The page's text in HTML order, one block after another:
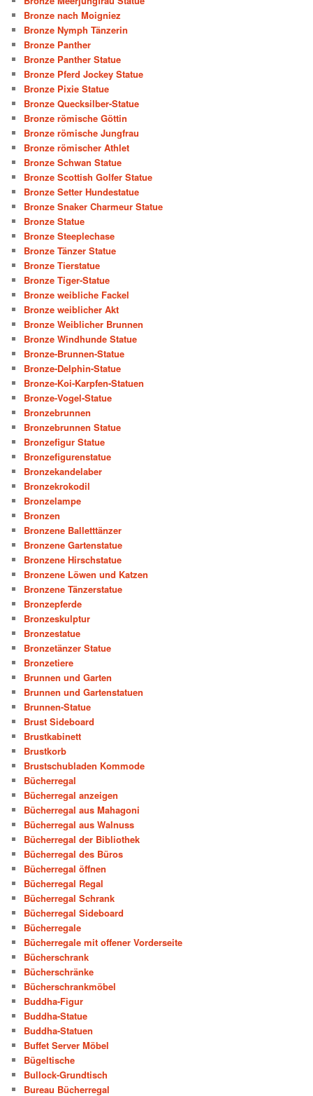
Bronze nach Moigniez
Bronze Nymph Tänzerin
Bronze Panther
Bronze Panther Statue
Bronze Pferd Jockey Statue
Bronze Pixie Statue
Bronze Quecksilber-Statue
Bronze römische Göttin
Bronze römische Jungfrau
Bronze römischer Athlet
Bronze Schwan Statue
Bronze Scottish Golfer Statue
Bronze Setter Hundestatue
Bronze Snaker Charmeur Statue
Bronze Statue
Bronze Steeplechase
Bronze Tänzer Statue
Bronze Tierstatue
Bronze Tiger-Statue
Bronze weibliche Fackel
Bronze weiblicher Akt
Bronze Weiblicher Brunnen
Bronze Windhunde Statue
Bronze-Brunnen-Statue
Bronze-Delphin-Statue
Bronze-Koi-Karpfen-Statuen
Bronze-Vogel-Statue
Bronzebrunnen
Bronzebrunnen Statue
Bronzefigur Statue
Bronzefigurenstatue
Bronzekandelaber
Bronzekrokodil
Bronzelampe
Bronzen
Bronzene Balletttänzer
Bronzene Gartenstatue
Bronzene Hirschstatue
Bronzene Löwen und Katzen
Bronzene Tänzerstatue
Bronzepferde
Bronzeskulptur
Bronzestatue
Bronzetänzer Statue
Bronzetiere
Brunnen und Garten
Brunnen und Gartenstatuen
Brunnen-Statue
Brust Sideboard
Brustkabinett
Brustkorb
Brustschubladen Kommode
Bücherregal
Bücherregal anzeigen
Bücherregal aus Mahagoni
Bücherregal aus Walnuss
Bücherregal der Bibliothek
Bücherregal des Büros
Bücherregal öffnen
Bücherregal Regal
Bücherregal Schrank
Bücherregal Sideboard
Bücherregale
Bücherregale mit offener Vorderseite
Bücherschrank
Bücherschränke
Bücherschrankmöbel
Buddha-Figur
Buddha-Statue
Buddha-Statuen
Buffet Server Möbel
Bügeltische
Bullock-Grundtisch
Bureau Bücherregal